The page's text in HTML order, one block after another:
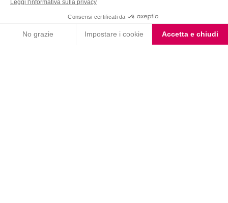
Nutrition & Sante' Italia Spa